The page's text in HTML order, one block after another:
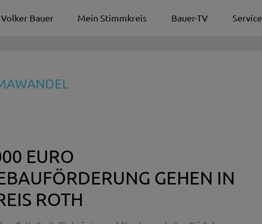
Volker Bauer Mein Stimmkreis Bauer-TV Service
EURO
GEHEN IN
ROTH